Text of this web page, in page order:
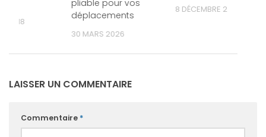
pliable pour vos
déplacements
30 MARS 2026
8 DÉCEMBRE 2022
2018
LAISSER UN COMMENTAIRE
Commentaire *